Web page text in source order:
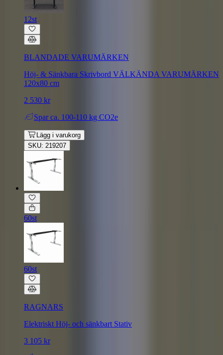
12st
BLANDADE VARUMÄRKEN
Höj- & Sänkbara Skrivbord VÄLKÄNDA VARUMÄRKEN
120x80 cm
2 530 kr
Spar ca. 100-110 kg CO2e
Lägg i varukorg
SKU: 219207
60st
60st
RAGNARS
Elektriskt Höj- och sänkbart Stativ
3 105 kr